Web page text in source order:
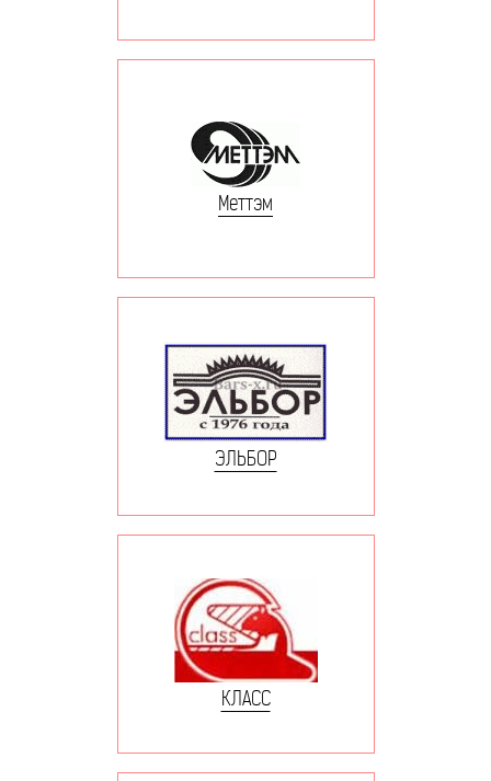
Меттэм
ЭЛЬБОР
КЛАСС